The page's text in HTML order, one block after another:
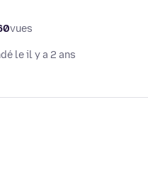
vues
le il y a 2 ans